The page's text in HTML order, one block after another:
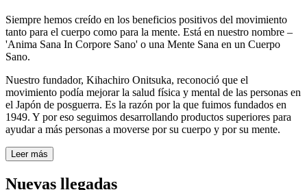
Siempre hemos creído en los beneficios positivos del movimiento
tanto para el cuerpo como para la mente. Está en nuestro nombre –
'Anima Sana In Corpore Sano' o una Mente Sana en un Cuerpo
Sano.
Nuestro fundador, Kihachiro Onitsuka, reconoció que el
movimiento podía mejorar la salud física y mental de las personas en
el Japón de posguerra. Es la razón por la que fuimos fundados en
1949. Y poreso seguimos desarrollando productos superiores para
ayudar a más personas a moverse por su cuerpo y por su mente.
Leer más
Nuevas llegadas